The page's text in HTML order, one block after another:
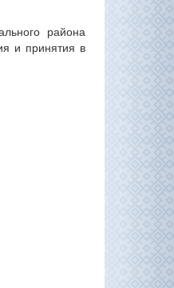
района
и принятия в